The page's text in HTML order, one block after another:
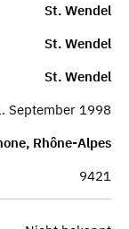
St. Wendel
St. Wendel
St. Wendel
September 1998
Rhône-Alpes
9421